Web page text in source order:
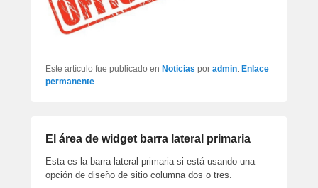
Este artículo fue publicado en Noticias por admin. Enlace
permanente.
El área de widget barra lateral primaria
Esta es la barra lateral primaria si está usando una
opción de diseño de sitio columna dos o tres.